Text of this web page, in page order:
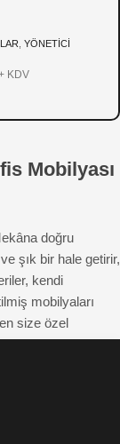
YÖNETİCİ
KDV
Mobilyası
doğru
şık bir hale getirir,
kendi
mobilyaları
size özel
üzerinden